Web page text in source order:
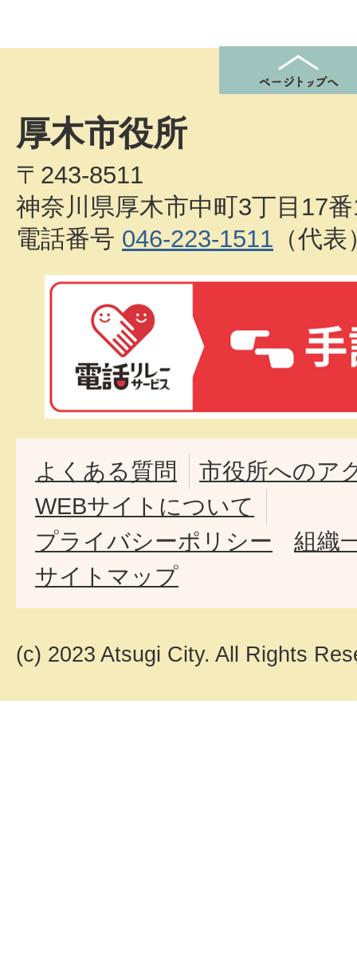
厚木市役所
〒243-8511
神奈川県厚木市中町3丁目17
電話番号 046-223-1511 （代表
よくある質問
市役所へのア
WEBサイトについて
プライバシーポリシー
組織
サイトマップ
(c) 2023 Atsugi City. All Rights